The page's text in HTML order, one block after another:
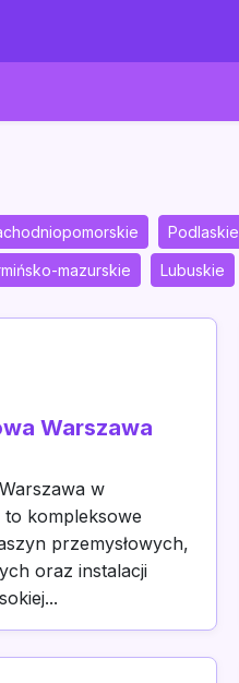
Podlaskie
mazurskie Lubuskie
Warszawa
w
kompleksowe
przemysłowych,
oraz instalacji